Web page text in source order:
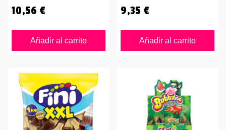
10,56 €
Añadir al carrito
9,35 €
Añadir al carrito